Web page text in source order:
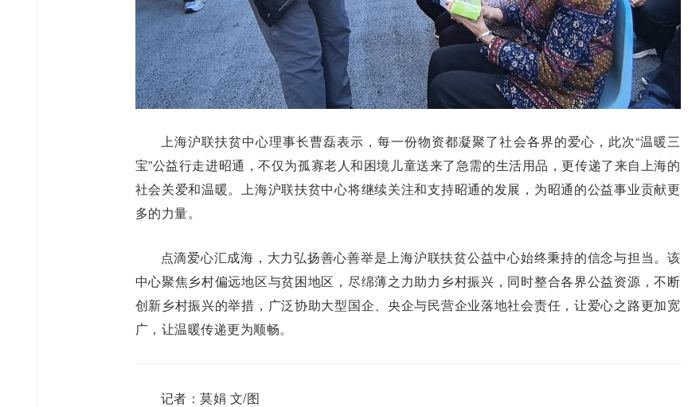
上海沪联扶贫中心理事长曹磊表示，每一份物资都凝聚了社会各界的爱心，此次“温暖三
宝”公益行走进昭通，不仅为孤寡老人和困境儿童送来了急需的生活用品，更传递了来自上海的
社会关爱和温暖。上海沪联扶贫中心将继续关注和支持昭通的发展，为昭通的公益事业贡献更
多的力量。
点滴爱心汇成海，大力弘扬善心善举是上海沪联扶贫公益中心始终秉持的信念与担当。该
中心聚焦乡村偏远地区与贫困地区，尽绵薄之力助力乡村振兴，同时整合各界公益资源，不断
创新乡村振兴的举措，广泛协助大型国企、央企与民营企业落地社会责任，让爱心之路更加宽
广，让温暖传递更为顺畅。
记者：莫娟 文/图